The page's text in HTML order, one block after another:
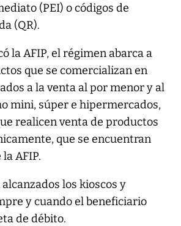
(PEI) o códigos de
(QR).
la AFIP, el régimen abarca a
que se comercializan en
a la venta al por menor y al
mini, súper e hipermercados,
realicen venta de productos
que se encuentran
AFIP.
los kioscos y
y cuando el beneficiario
de débito.